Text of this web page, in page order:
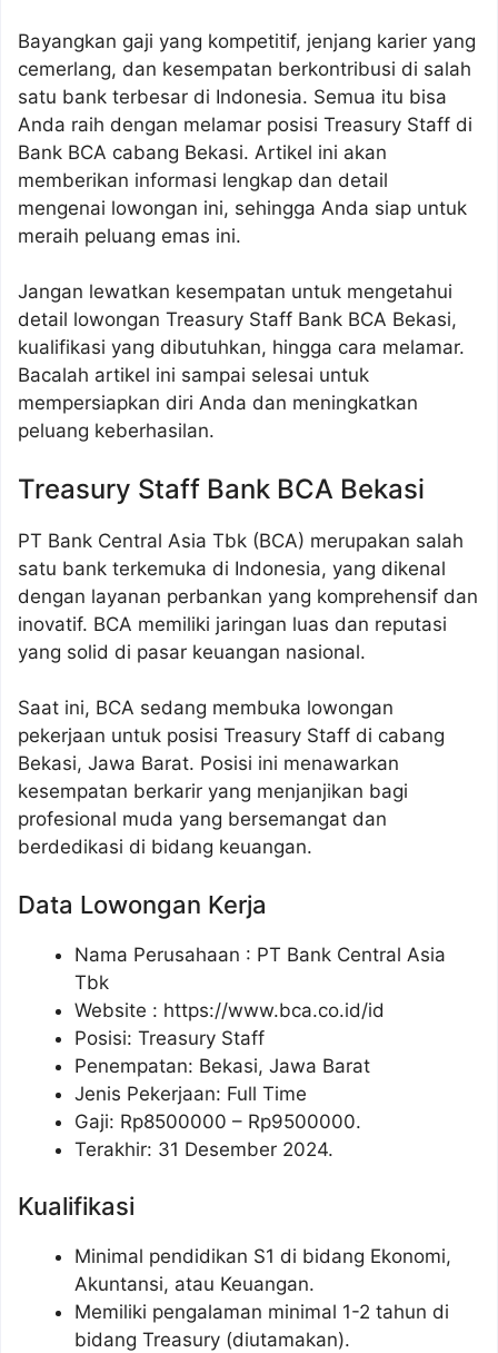
Bayangkan gaji yang kompetitif, jenjang karier yang
cemerlang, dan kesempatan berkontribusi di salah
satu bank terbesar di Indonesia. Semua itu bisa
Anda raih dengan melamar posisi Treasury Staff di
Bank BCA cabang Bekasi. Artikel ini akan
memberikan informasi lengkap dan detail
mengenai lowongan ini, sehingga Anda siap untuk
meraih peluang emas ini.
Jangan lewatkan kesempatan untuk mengetahui
detail lowongan Treasury Staff Bank BCA Bekasi,
kualifikasi yang dibutuhkan, hingga cara melamar.
Bacalah artikel ini sampai selesai untuk
mempersiapkan diri Anda dan meningkatkan
peluang keberhasilan.
Treasury Staff Bank BCA Bekasi
PT Bank Central Asia Tbk (BCA) merupakan salah
satu bank terkemuka di Indonesia, yang dikenal
dengan layanan perbankan yang komprehensif dan
inovatif. BCA memiliki jaringan luas dan reputasi
yang solid di pasar keuangan nasional.
Saat ini, BCA sedang membuka lowongan
pekerjaan untuk posisi Treasury Staff di cabang
Bekasi, Jawa Barat. Posisi ini menawarkan
kesempatan berkarir yang menjanjikan bagi
profesional muda yang bersemangat dan
berdedikasi di bidang keuangan.
Data Lowongan Kerja
Nama Perusahaan : PT Bank Central Asia
Tbk
Website : https://www.bca.co.id/id
Posisi: Treasury Staff
Penempatan: Bekasi, Jawa Barat
Jenis Pekerjaan: Full Time
Gaji: Rp8500000 – Rp9500000.
Terakhir: 31 Desember 2024.
Kualifikasi
Minimal pendidikan S1 di bidang Ekonomi,
Akuntansi, atau Keuangan.
Memiliki pengalaman minimal 1-2 tahun di
bidang Treasury (diutamakan).